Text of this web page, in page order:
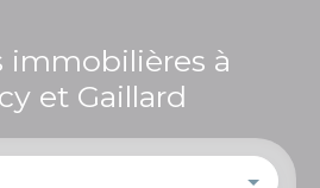
immobilières à
et Gaillard